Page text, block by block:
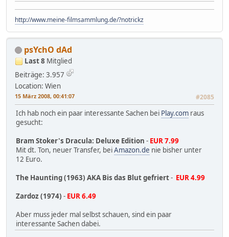
http://www.meine-filmsammlung.de/?notrickz
psYchO dAd
Last 8 Mitglied
Beiträge: 3.957
Location: Wien
15 März 2008, 00:41:07 #2085
Ich hab noch ein paar interessante Sachen bei Play.com raus
gesucht:
Bram Stoker's Dracula: Deluxe Edition - EUR 7.99
Mit dt. Ton, neuer Transfer, beiAmazon.de nie bisher unter
12 Euro.
The Haunting (1963) AKA Bis das Blut gefriert- EUR 4.99
Zardoz (1974) - EUR 6.49
Aber muss jeder mal selbst schauen, sind ein paar
interessante Sachen dabei.